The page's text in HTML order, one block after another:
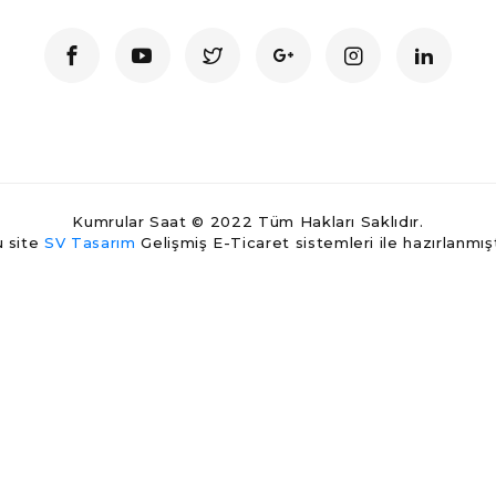
Kumrular Saat © 2022 Tüm Hakları Saklıdır.
siteSV Tasarım Gelişmiş E-Ticaret sistemleri ile